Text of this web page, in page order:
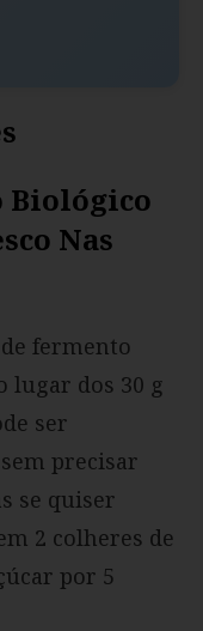
Biológico
Nas
fermento
lugar dos 30 g
ser
precisar
se quiser
2 colheres de
por 5